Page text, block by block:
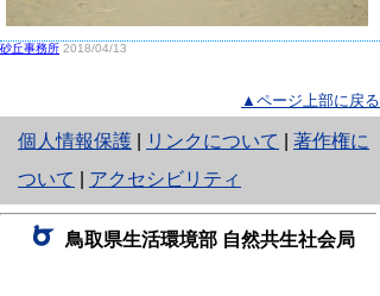
砂丘事務所 2018/04/13
▲ページ上部に戻る
個人情報保護
と
り
ネ
ッ
リンクについて
著作権に
ついて
アクセシビリティ
鳥取県生活環境部 自然共生社会局